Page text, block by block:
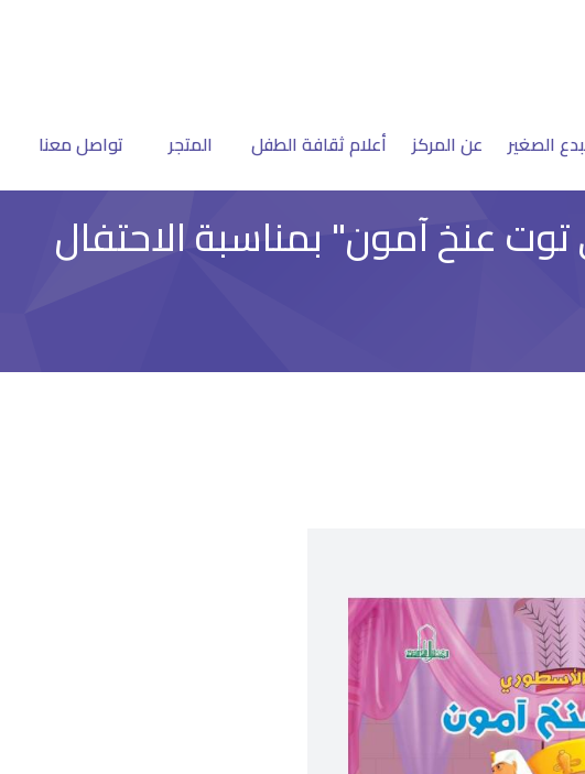
الصغير عن المركز أعلام ثقافة الطفل المتجر تواصل معنا
عنخ آمون" بمناسبة الاحتفال